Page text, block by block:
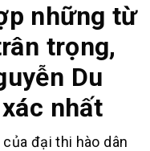
những từ
trọng,
Du
nhất
đại thi hào dân